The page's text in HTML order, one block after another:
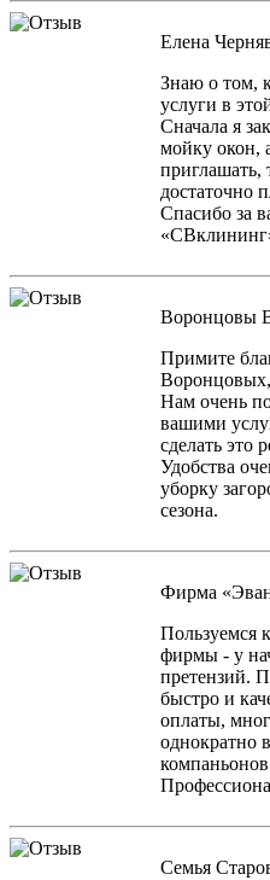
Елена
Знаю о том,
услуги в
Сначала я
мойку окон,
приглашать,
достаточно
Спасибо за
Воронцовы
Примите
Воронцовых,
Нам очень
вашими
сделать это
Удобства
уборку
сезона.
Фирма
Пользуемся
фирмы - у
претензий.
быстро и
оплаты,
однократно
Семья